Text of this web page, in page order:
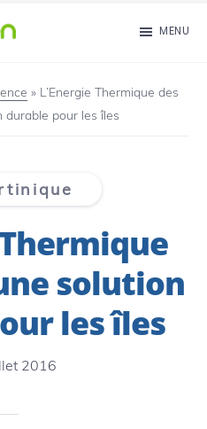
MENU
» L’Energie Thermique des
durable pour les îles
solution
les îles
2016